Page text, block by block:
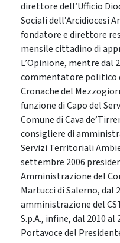
direttore dell’Ufficio
Sociali dell’Arcidiocesi
fondatore e direttore
mensile cittadino di
L’Opinione, mentre dal
commentatore politico
Cronache del
funzione di Capo del
Comune di Cava
consigliere di
Servizi Territoriali
settembre 2006
Amministrazione del
Martucci di Salerno, dal
amministrazione del
S.p.A., infine, dal 2010
Portavoce del